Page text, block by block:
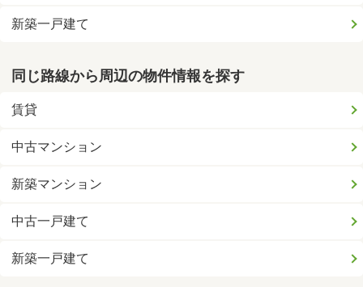
新築一戸建て
同じ路線から周辺の物件情報を探す
賃貸
中古マンション
新築マンション
中古一戸建て
新築一戸建て